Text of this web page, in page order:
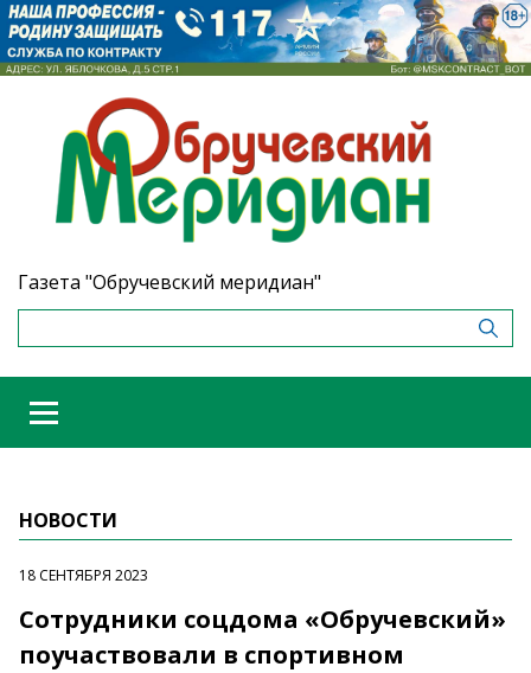
Газета "Обручевский меридиан"
НОВОСТИ
18 СЕНТЯБРЯ 2023
Сотрудники соцдома «Обручевский»
поучаствовали в спортивном